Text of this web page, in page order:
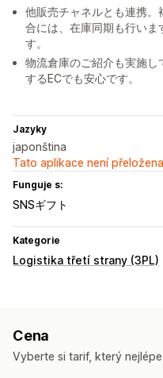
他販売チャネルとも連携
合には、在庫同期も行いま
す。
物流倉庫のご紹介も実施し
するECでも安心です。
Jazyky
japonština
Tato aplikace není
Funguje s:
SNSギフト
Kategorie
Logistika třetí strany (3PL)
Cena
Vyberte si tarif, který